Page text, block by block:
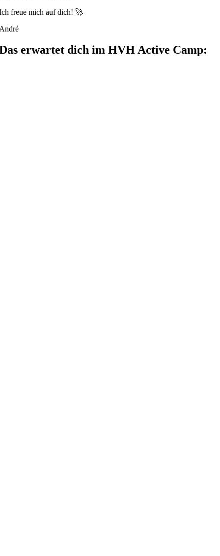
freue mich auf dich! 🚀
erwartet dich im HVH Active Camp: